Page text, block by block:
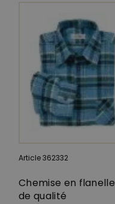
Article 362332
Chemise en flanelle
de qualité